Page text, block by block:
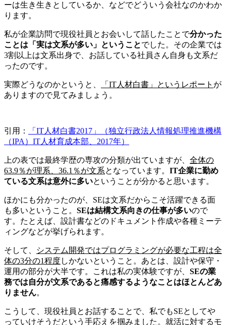
ーは生き生きとしているか、などでどういう会社なのかわか
ります。
私が企業訪問で現役社員とお会いして話したことで分かった
ことは「実は文系が多い」ということでした。その企業では
3割以上は文系出身で、お話している社員さん自身も文系だ
ったのです。
実際どうなのかというと、 「IT人材白書」というレポート が
ありますので見てみましょう。
引用：
「IT人材白書2017」（独立行政法人情報処理推進機構
（IPA）IT人材育成本部、2017年）
上の表では最終学歴の専攻の分類が出ていますが、 全体の
63.9％が理系、36.1％が文系となっています。 IT企業に勤め
ている文系は意外に多いということが分かると思います。
ほかにも分かったのが、SEは文系だからこそ活躍できる面
も多いということ。 SEは結構文系向きの仕事が多いので
す。たとえば、設計書などのドキュメント作成や各種ミーテ
ィングなどが挙げられます。
そして、
システム開発ではプログラミングが必要な工程は全
体の3分の1程度しかないということ。あとは、設計や保守・
運用の部分が大半です。これは私の実体験ですが、 SEの業
務では自分が文系であると痛感するようなことはほとんどあ
りません。
こうして、現役社員とお話することで、私でもSEとしてや
っていけそうだという手応えを掴みました。就活に対するモ